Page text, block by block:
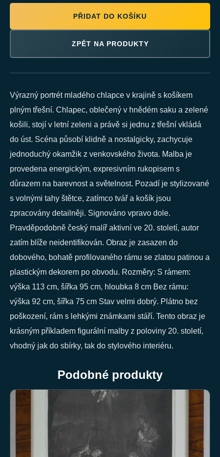
PŘIDAT DO KOŠÍKU
ZPĚT NA PRODUKTY
Výrazný portrét mladého chlapce v krajině s košíkem
plným třešní. Chlapec, oblečený v hnědém saku a zelené
košili, stojí v letní zeleni a právě si jednu z třešní vkládá
do úst. Scéna působí klidně a nostalgicky, zachycuje
jednoduchý okamžik z venkovského života. Malba je
provedena energickým, expresivním rukopisem s
důrazem na barevnost a světelnost. Pozadí je stylizované
s volnými tahy štětce, zatímco tvář a košík jsou
zpracovány detailněji. Signováno vpravo dole.
Pravděpodobně český malíř aktivní ve 20. století, autor
zatím blíže neidentifikován. Obraz je zasazen do
dobového, bohatě profilovaného rámu se zlatou patinou a
plastickým dekorem po obvodu. Rozměry: S rámem:
výška 113 cm, šířka 95 cm, hloubka 8 cm Bez rámu:
výška 92 cm, šířka 75 cm Stav velmi dobrý. Plátno bez
poškození, rám s lehkými známkami stáří. Tento obraz je
krásným příkladem figurální malby z poloviny 20. století,
vhodný jak do sbírky, tak do stylového interiéru.
Podobné produkty